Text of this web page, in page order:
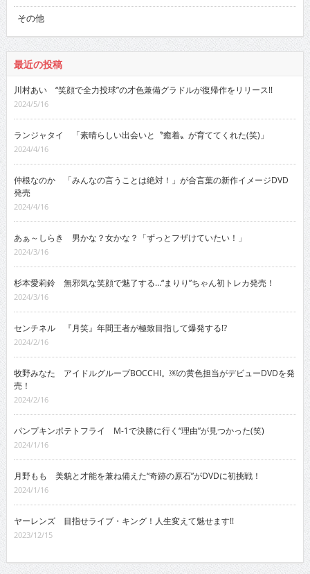
その他
最近の投稿
川村あい “笑顔で全力投球”の才色兼備グラドルが復帰作をリリース!!
2024/5/16
ランジャタイ 「素晴らしい出会いと〝癒着〟が育ててくれた(笑)」
2024/4/16
仲根なのか 「みんなの言うことは絶対！」が合言葉の新作イメージDVD
発売
2024/4/16
あぁ～しらき 男かな？女かな？「ずっとフザけていたい！」
2024/3/16
杉本愛莉鈴 無邪気な笑顔で魅了する…“まりり”ちゃん初トレカ発売！
2024/3/16
センチネル 『月笑』年間王者が極致目指して爆発する!?
2024/2/16
牧野みなた アイドルグループBOCCHI。￼の黄色担当がデビューDVDを発
売！
2024/2/16
パンプキンポテトフライ M-1で決勝に行く“理由”が見つかった(笑)
2024/1/16
月野もも 美貌と才能を兼ね備えた“奇跡の原石”がDVDに初挑戦！
2024/1/16
ヤーレンズ 目指せライブ・キング！人生変えて魅せます!!
2023/12/15